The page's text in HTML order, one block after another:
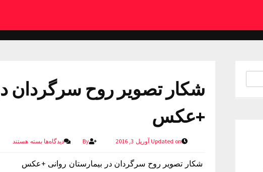
شکار تصویر روح سرگردان
+عکس
Updated on آوریل 3, 2016 By دیدگاه‌هابسته هستند
شکار تصویر روح سرگردان در بیمارستان روانی +عکس